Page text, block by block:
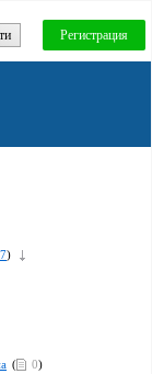
Регистрация
)
( 0)